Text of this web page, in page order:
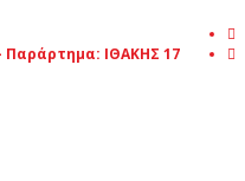
Παράρτημα: ΙΘΑΚΗΣ 17